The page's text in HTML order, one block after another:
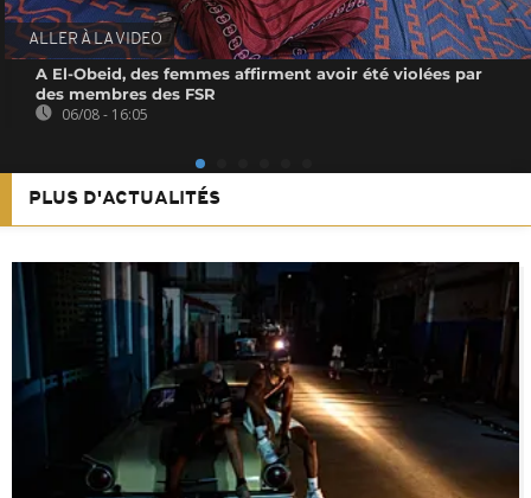
ALLER À LA VIDEO
A El-Obeid, des femmes affirment avoir été violées par
des membres des FSR
06/08 - 16:05
PLUS D'ACTUALITÉS